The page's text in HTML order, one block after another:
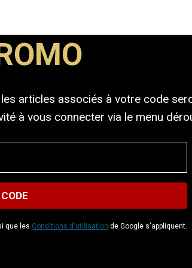
articles associés à votre code
à vous connecter via le menu
que les Conditions d'utilisation de Google s'appliquent.